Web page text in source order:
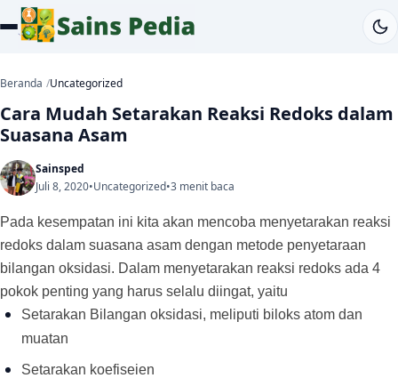
Beranda Uncategorized
Cara Mudah Setarakan Reaksi Redoks dalam
Suasana Asam
Sainsped
Juli 8, 2020•Uncategorized•3 menit baca
Pada kesempatan ini kita akan mencoba menyetarakan reaksi
redoks dalam suasana asam dengan metode penyetaraan
bilangan oksidasi. Dalam menyetarakan reaksi redoks ada 4
pokok penting yang harus selalu diingat, yaitu
Setarakan Bilangan oksidasi, meliputi biloks atom dan
muatan
Setarakan koefiseien